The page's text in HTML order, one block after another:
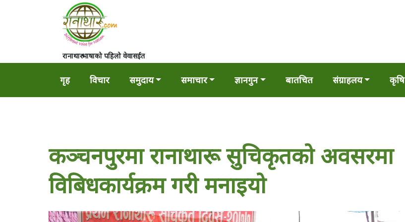
रानाथारु भाषाको पहिलो वेवासईत
गृह विचार समुदाय समाचार ज्ञानगुन बातचित संग्राहलय कृषि
कञ्चनपुरमा रानाथारू सुचिकृतको अवसरमा
विबिधकार्यक्रम गरी मनाइयो